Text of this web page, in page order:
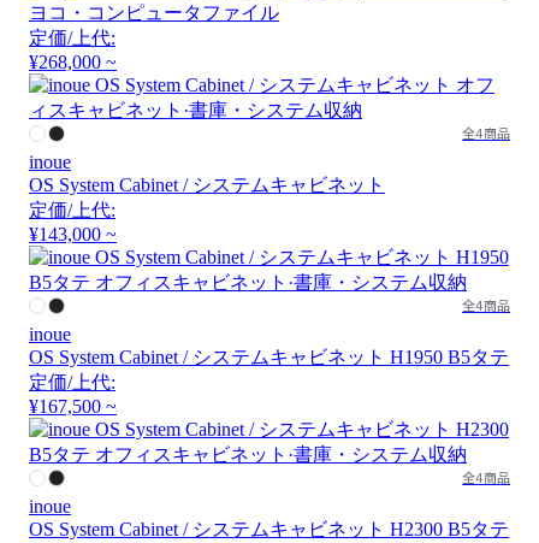
ヨコ・コンピュータファイル
定価/上代:
¥268,000 ~
全4商品
inoue
OS System Cabinet / システムキャビネット
定価/上代:
¥143,000 ~
全4商品
inoue
OS System Cabinet / システムキャビネット H1950 B5タテ
定価/上代:
¥167,500 ~
全4商品
inoue
OS System Cabinet / システムキャビネット H2300 B5タテ